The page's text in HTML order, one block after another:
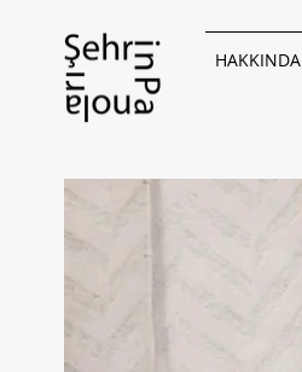
HAKKINDA